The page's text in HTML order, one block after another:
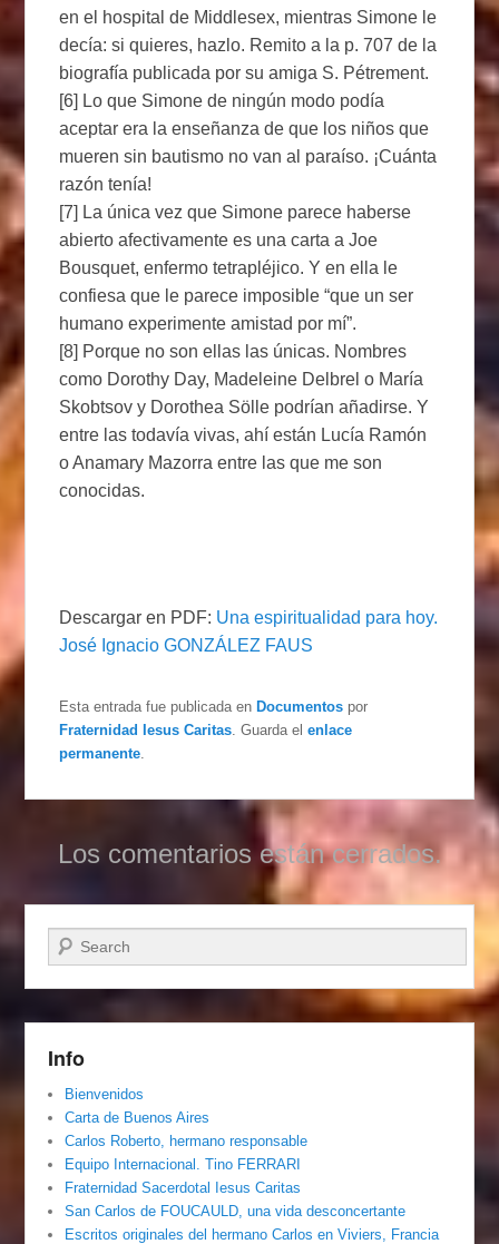
en el hospital de Middlesex, mientras Simone le
decía: si quieres, hazlo. Remito a la p. 707 de la
biografía publicada por su amiga S. Pétrement.
[6] Lo que Simone de ningún modo podía
aceptar era la enseñanza de que los niños que
mueren sin bautismo no van al paraíso. ¡Cuánta
razón tenía!
[7] La única vez que Simone parece haberse
abierto afectivamente es una carta a Joe
Bousquet, enfermo tetrapléjico. Y en ella le
confiesa que le parece imposible “que un ser
humano experimente amistad por mí”.
[8] Porque no son ellas las únicas. Nombres
como Dorothy Day, Madeleine Delbrel o María
Skobtsov y Dorothea Sölle podrían añadirse. Y
entre las todavía vivas, ahí están Lucía Ramón
o Anamary Mazorra entre las que me son
conocidas.
Descargar en PDF: Una espiritualidad para hoy.
José Ignacio GONZÁLEZ FAUS
Esta entrada fue publicada enDocumentos por
Fraternidad Iesus Caritas . Guarda elenlace
permanente
Los comentarios están cerrados.
Buscar
Info
Bienvenidos
Carta de Buenos Aires
Carlos Roberto, hermano responsable
Equipo Internacional. Tino FERRARI
Fraternidad Sacerdotal Iesus Caritas
San Carlos de FOUCAULD, una vida desconcertante
Escritos originales del hermano Carlos en Viviers, Francia